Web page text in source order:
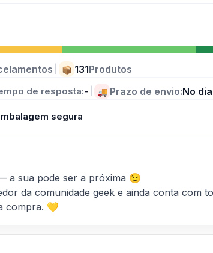
📦 131Produtos
de resposta:- 🚚 Prazo de envio:No dia
segura
a sua pode ser a próxima 😉
da comunidade geek e ainda conta com
compra. 💛